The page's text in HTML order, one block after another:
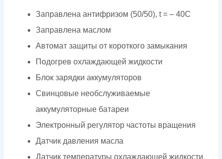
Заправлена антифризом (50/50), t = – 40C
Заправлена маслом
Автомат защиты от короткого замыкания
Подогрев охлаждающей жидкости
Блок зарядки аккумуляторов
Свинцовые необслуживаемые
аккумуляторные батареи
Электронный регулятор частоты вращения
Датчик давления масла
Датчик температуры охлаждающей жидкости